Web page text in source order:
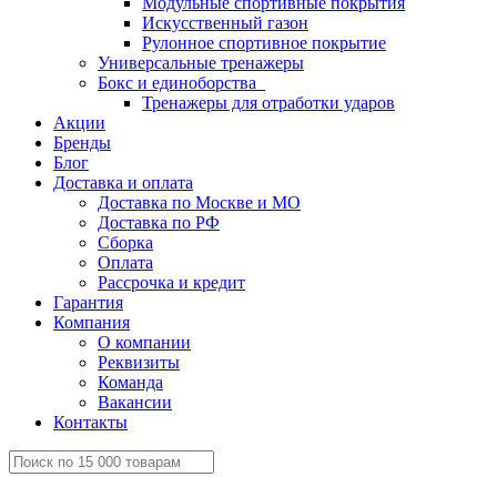
Искусственный газон
Рулонное спортивное покрытие
Универсальные тренажеры
Бокс и единоборства
Тренажеры для отработки ударов
Акции
Бренды
Блог
Доставка и оплата
Доставка по Москве и МО
Доставка по РФ
Сборка
Оплата
Рассрочка и кредит
Гарантия
Компания
О компании
Реквизиты
Команда
Вакансии
Контакты